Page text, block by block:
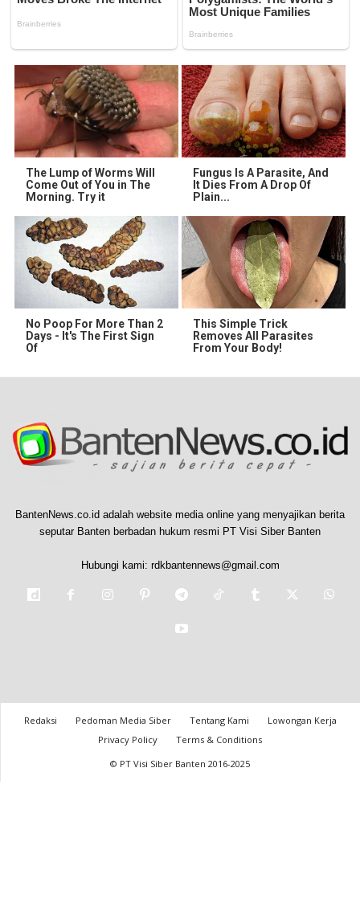
The Lump of Worms Will
Come Out of You in The
Morning. Try it
Fungus Is A Parasite, And
It Dies From A Drop Of
Plain...
No Poop For More Than 2
Days - It's The First Sign
Of
This Simple Trick
Removes All Parasites
From Your Body!
BantenNews.co.id adalah website media online yang menyajikan berita
seputar Banten berbadan hukum resmi PT Visi Siber Banten
Hubungi kami: rdkbantennews@gmail.com
Redaksi Pedoman Media Siber Tentang Kami
Lowongan Kerja
Privacy Policy
Terms & Conditions
© PT Visi Siber Banten 2016-2025